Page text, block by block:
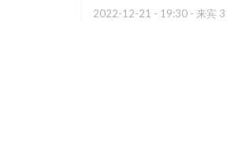
2022-12-21 - 19:30 - 来宾 3